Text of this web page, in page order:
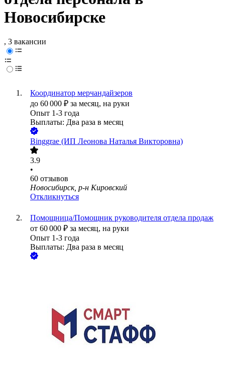
Новосибирске
, 3 вакансии
Координатор мерчандайзеров
до 60 000 ₽ за месяц, на руки
Опыт 1-3 года
Выплаты: Два раза в месяц
Binggrae (ИП Леонова Наталья Викторовна)
3.9
•
60 отзывов
Новосибирск, р-н Кировский
Откликнуться
Помощница/Помощник руководителя отдела продаж
от 60 000 ₽ за месяц, на руки
Опыт 1-3 года
Выплаты: Два раза в месяц